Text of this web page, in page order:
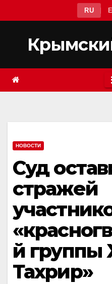
к
содержимому
RU
НОВОСТИ
Суд
стражей
й группы
Тахрир»